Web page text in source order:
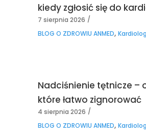
kiedy zgłosić się do
7 sierpnia 2026
BLOG O ZDROWIU ANMED, Kardiolog
Nadciśnienie tętnicze –
które łatwo zignorować
4 sierpnia 2026
BLOG O ZDROWIU ANMED, Kardiolog